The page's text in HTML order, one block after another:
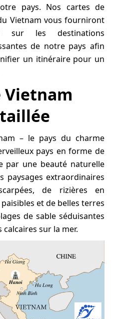
pays. Nos cartes de
Vietnam vous fourniront
sur les destinations
de notre pays afin
un itinéraire pour un
Vietnam
– le pays du charme
pays en forme de
par une beauté naturelle
paysages extraordinaires
de rizières en
et de belles terres
de sable séduisantes
sur la mer.